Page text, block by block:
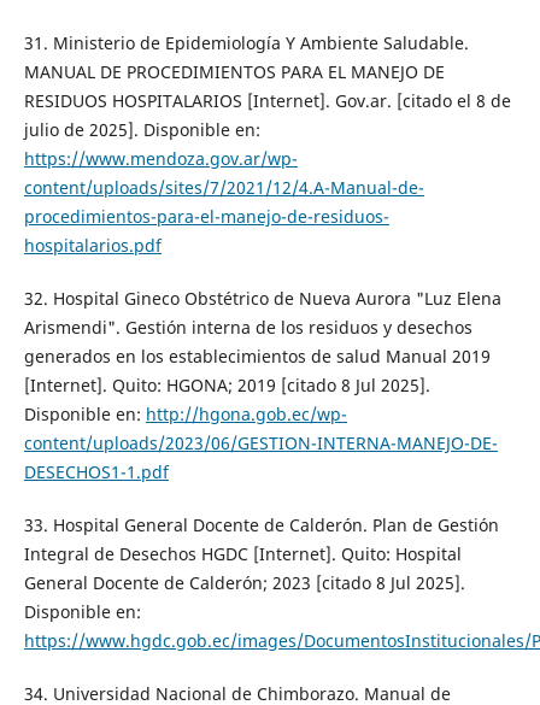
31. Ministerio de Epidemiología Y Ambiente Saludable.
MANUAL DE PROCEDIMIENTOS PARA EL MANEJO DE
RESIDUOS HOSPITALARIOS [Internet]. Gov.ar. [citado el 8 de
julio de 2025]. Disponible en:
https://www.mendoza.gov.ar/wp-
content/uploads/sites/7/2021/12/4.A-Manual-de-
procedimientos-para-el-manejo-de-residuos-
hospitalarios.pdf
32. Hospital Gineco Obstétrico de Nueva Aurora "Luz Elena
Arismendi". Gestión interna de los residuos y desechos
generados en los establecimientos de salud Manual 2019
[Internet]. Quito: HGONA; 2019 [citado 8 Jul 2025].
Disponible en: http://hgona.gob.ec/wp-
content/uploads/2023/06/GESTION-INTERNA-MANEJO-DE-
DESECHOS1-1.pdf
33. Hospital General Docente de Calderón. Plan de Gestión
Integral de Desechos HGDC [Internet]. Quito: Hospital
General Docente de Calderón; 2023 [citado 8 Jul 2025].
Disponible en:
https://www.hgdc.gob.ec/images/DocumentosInstitucionales/
34. Universidad Nacional de Chimborazo. Manual de